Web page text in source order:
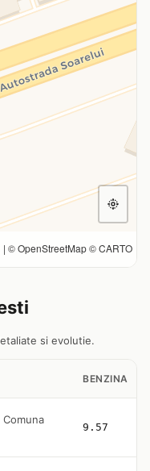
| © OpenStreetMap © CARTO
si evolutie.
BENZINA
9.57